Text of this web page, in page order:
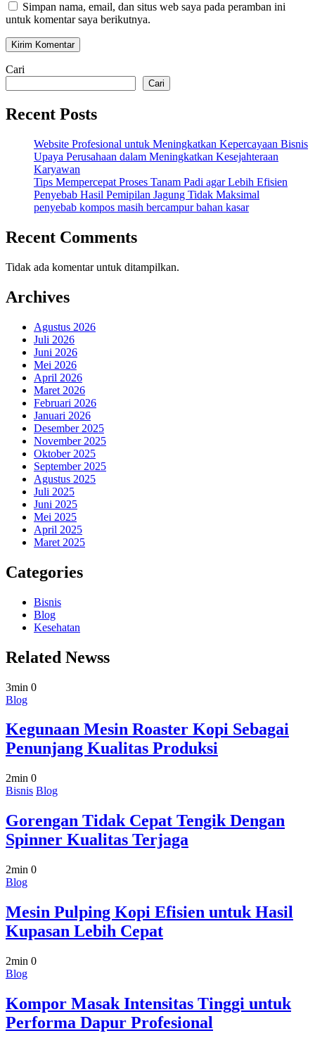
Simpan nama, email, dan situs web saya pada peramban ini
untuk komentar saya berikutnya.
Cari
Cari
Recent Posts
Website Profesional untuk Meningkatkan Kepercayaan Bisnis
Upaya Perusahaan dalam Meningkatkan Kesejahteraan
Karyawan
Tips Mempercepat Proses Tanam Padi agar Lebih Efisien
Penyebab Hasil Pemipilan Jagung Tidak Maksimal
penyebab kompos masih bercampur bahan kasar
Recent Comments
Tidak ada komentar untuk ditampilkan.
Archives
Agustus 2026
Juli 2026
Juni 2026
Mei 2026
April 2026
Maret 2026
Februari 2026
Januari 2026
Desember 2025
November 2025
Oktober 2025
September 2025
Agustus 2025
Juli 2025
Juni 2025
Mei 2025
April 2025
Maret 2025
Categories
Bisnis
Blog
Kesehatan
Related Newss
3min 0
Blog
Kegunaan Mesin Roaster Kopi Sebagai
Penunjang Kualitas Produksi
2min 0
Bisnis Blog
Gorengan Tidak Cepat Tengik Dengan
Spinner Kualitas Terjaga
2min 0
Blog
Mesin Pulping Kopi Efisien untuk Hasil
Kupasan Lebih Cepat
2min 0
Blog
Kompor Masak Intensitas Tinggi untuk
Performa Dapur Profesional